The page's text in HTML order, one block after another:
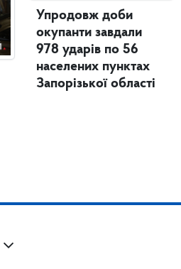
Упродовж доби
окупанти завдали
978 ударів по 56
населених пунктах
Запорізької області